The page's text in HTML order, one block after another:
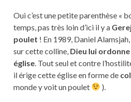
Oui c’est une petite parenthèse «
temps, pas très loin d’ici il y a
poulet ! En 1989, Daniel
sur cette colline, Dieu lui
église. Tout seul et contre
il érige cette église en forme de
monde y voit un poulet
).